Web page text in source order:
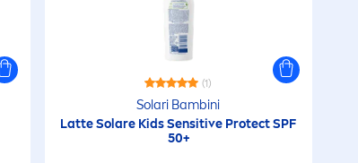
(1)
Solari Bambini
Latte Solare KidsSensitive ProtectSPF
50+